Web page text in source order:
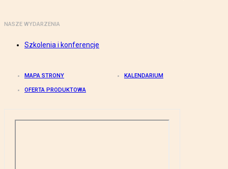
NASZE WYDARZENIA
Szkolenia i konferencje
MAPA STRONY KALENDARIUM
OFERTA PRODUKTOWA